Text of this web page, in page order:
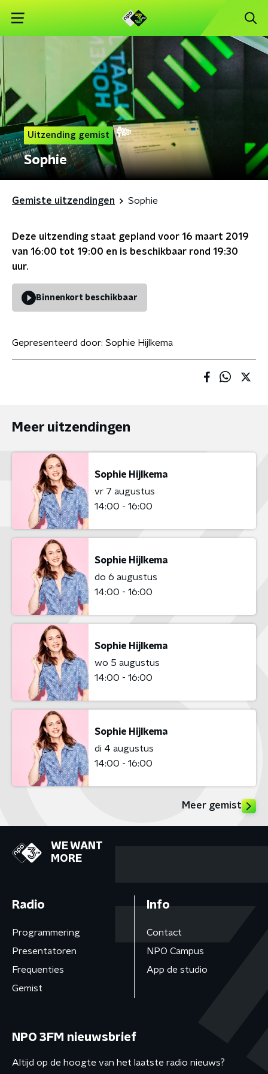
Uitzending gemist
Sophie
Gemiste uitzendingen Sophie
Deze uitzending staat gepland voor 16 maart 2019
van 16:00 tot 19:00 en is beschikbaar rond 19:30
uur.
Binnenkort beschikbaar
Gepresenteerd door: Sophie Hijlkema
Meer uitzendingen
Sophie Hijlkema
vr 7 augustus
14:00 - 16:00
Sophie Hijlkema
do 6 augustus
14:00 - 16:00
Sophie Hijlkema
wo 5 augustus
14:00 - 16:00
Sophie Hijlkema
di 4 augustus
14:00 - 16:00
Meer gemist
WE WANT
MORE
Radio
Programmering
Presentatoren
Frequenties
Gemist
Info
Contact
NPO Campus
App de studio
NPO 3FM nieuwsbrief
Altijd op de hoogte van het laatste radio nieuws?